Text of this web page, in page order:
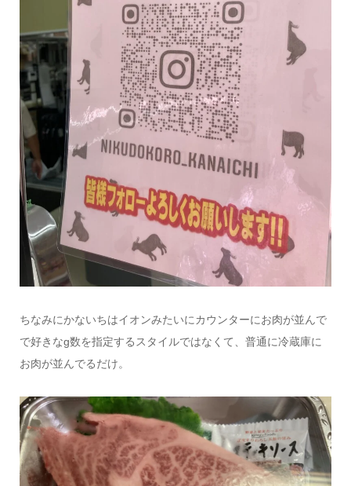
ちなみにかないちはイオンみたいにカウンターにお肉が並んで
で好きなg数を指定するスタイルではなくて、普通に冷蔵庫に
お肉が並んでるだけ。